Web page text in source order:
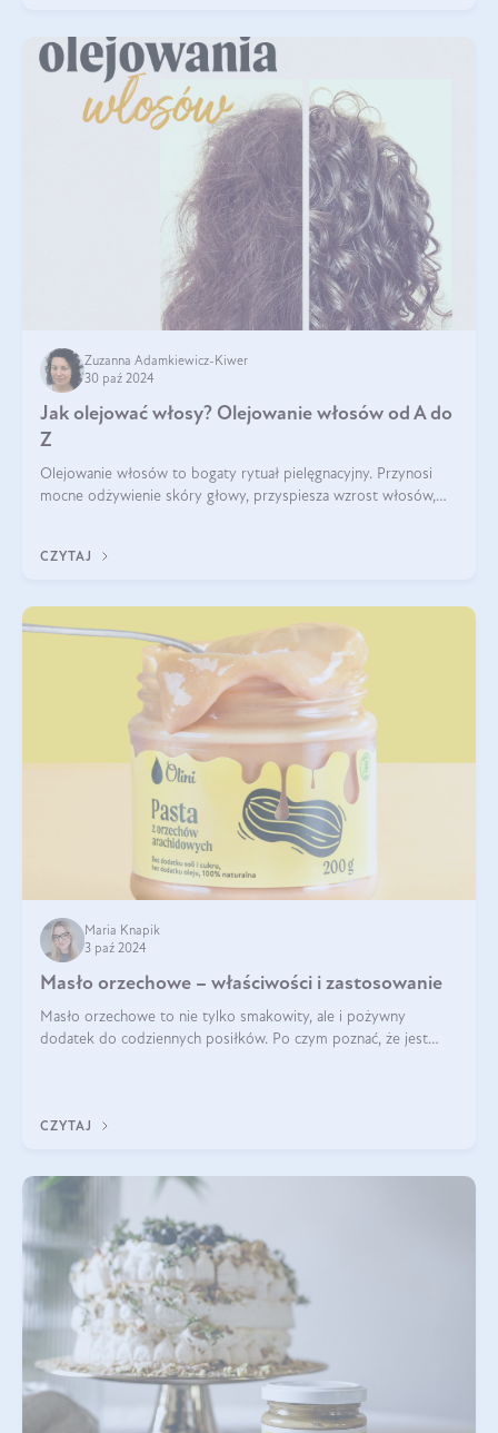
Zuzanna Adamkiewicz-Kiwer
30 paź 2024
Jak olejować włosy? Olejowanie włosów od A do
Z
Olejowanie włosów to bogaty rytuał pielęgnacyjny. Przynosi
mocne odżywienie skóry głowy, przyspiesza wzrost włosów,
CZYTAJ
Maria Knapik
3 paź 2024
Masło orzechowe – właściwości i zastosowanie
Masło orzechowe to nie tylko smakowity, ale i pożywny
dodatek do codziennych posiłków. Po czym poznać, że jest
CZYTAJ